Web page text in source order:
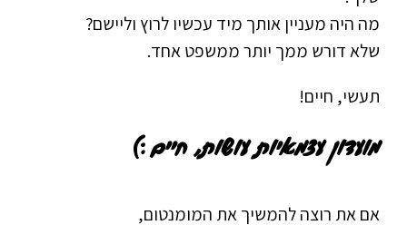
מה היה מעניין אותך מיד עכשיו לרוץ וליישם?
שלא דורש ממך יותר ממשפט אחד.
תעשי, חיים!
מועדון עצמאיות עושות, חיים :)
אם את רוצה להמשיך את המומנטום,